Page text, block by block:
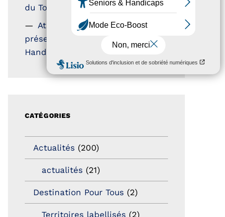
du Tourisme Durable
Atout France – flyer
présentation label Tourisme &
Handicap
CATÉGORIES
Actualités (200)
actualités (21)
Destination Pour Tous (2)
Territoires labellisés (2)